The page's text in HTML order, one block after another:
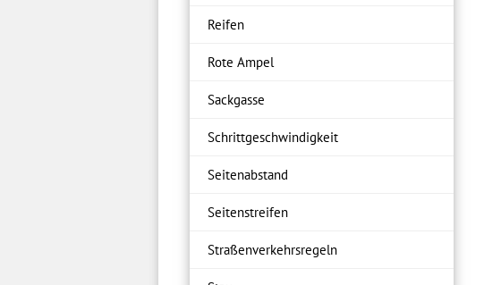
Reifen
Rote Ampel
Sackgasse
Schrittgeschwindigkeit
Seitenabstand
Seitenstreifen
Straßenverkehrsregeln